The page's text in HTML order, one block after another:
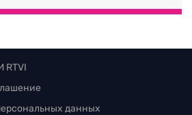
RTVI
данных